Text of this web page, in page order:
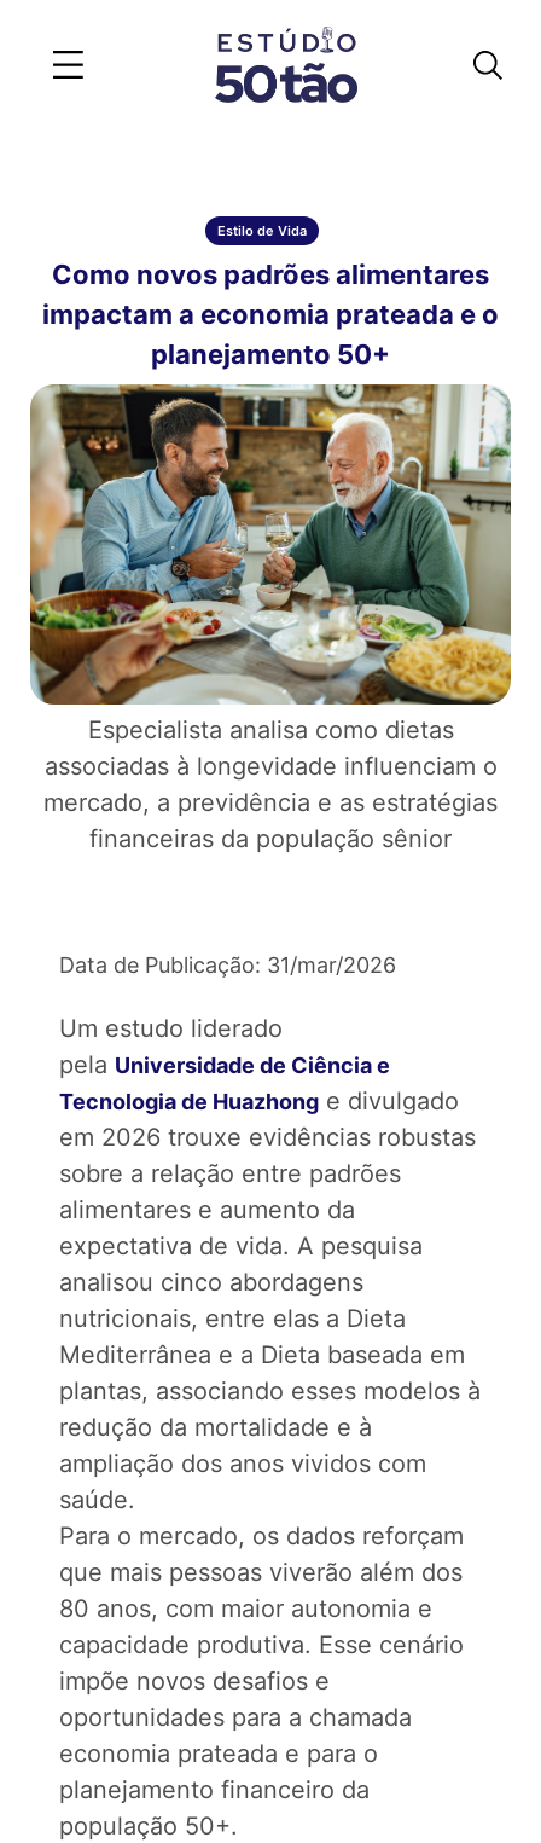
Estilo de Vida
Como novos padrões alimentares
impactam a economia prateada e o
planejamento 50+
Especialista analisa como dietas
associadas à longevidade influenciam o
mercado, a previdência e as estratégias
financeiras da população sênior
Data de Publicação: 31/mar/2026
Um estudo liderado
pela Universidade de Ciência e
Tecnologia de Huazhong e divulgado
em 2026 trouxe evidências robustas
sobre a relação entre padrões
alimentares e aumento da
expectativa de vida. A pesquisa
analisou cinco abordagens
nutricionais, entre elas a Dieta
Mediterrânea e a Dieta baseada em
plantas, associando esses modelos à
redução da mortalidade e à
ampliação dos anos vividos com
saúde.
Para o mercado, os dados reforçam
que mais pessoas viverão além dos
80 anos, com maior autonomia e
capacidade produtiva. Esse cenário
impõe novos desafios e
oportunidades para a chamada
economia prateada e para o
planejamento financeiro da
população 50+.